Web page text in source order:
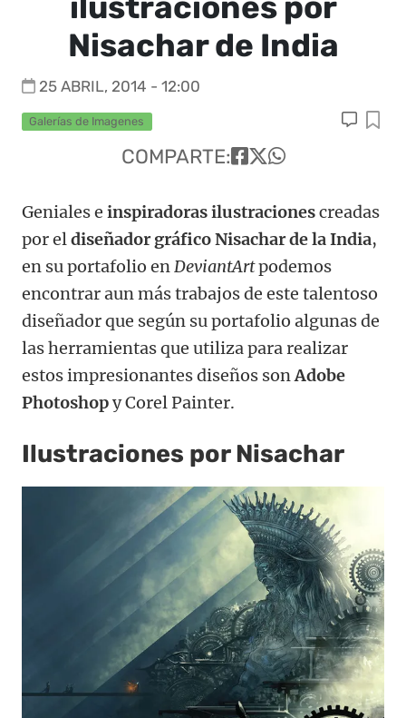
Nisachar de India
25 ABRIL, 2014 - 12:00
Galerías de Imagenes
COMPARTE:
Geniales e inspiradoras ilustracionescreadas
por eldiseñador gráfico Nisachar de la India,
en su portafolio enDeviantArtpodemos
encontrar aun más trabajos de este talentoso
diseñador que según su portafolio algunas de
las herramientas que utiliza para realizar
estos impresionantes diseños sonAdobe
Photoshopy Corel Painter.
Ilustraciones por Nisachar